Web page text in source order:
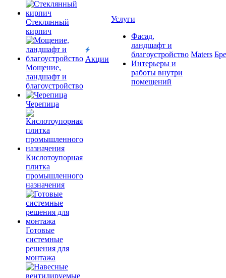
Cтеклянный
кирпич
Мощение,
ландшафт и
благоустройство
Черепица
Кислотоупорная
плитка
промышленного
назначения
Готовые
системные
решения для
монтажа
Акции
Услуги
Фасад,
ландшафт и
благоустройство
Интерьеры и
работы внутри
помещений
Maters